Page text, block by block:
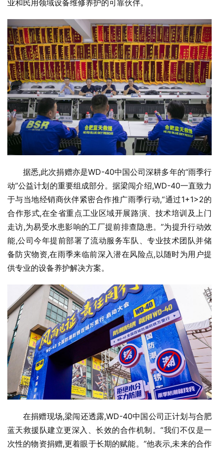
业和民用领域设备维修养护的可靠伙伴。
据悉,此次捐赠亦是WD-40中国公司深耕多年的“雨季行
动”公益计划的重要组成部分。据梁闯介绍,WD-40一直致力
于与当地经销商伙伴紧密合作推广雨季行动,“通过1+1>2的
合作形式,在全省重点工业区域开展路演、技术培训及上门
走访,为易受水患影响的工厂提前排查隐患。”为提升行动效
能,公司今年提前部署了流动服务车队、专业技术团队并储
备防灾物资,在雨季来临前深入潜在风险点,以随时为用户提
供专业的设备养护解决方案。
在捐赠现场,梁闯还透露,WD-40中国公司正计划与合肥
蓝天救援队建立更深入、长效的合作机制。“我们不仅是一
次性的物资捐赠,更着眼于长期的赋能。”他表示,未来的合作